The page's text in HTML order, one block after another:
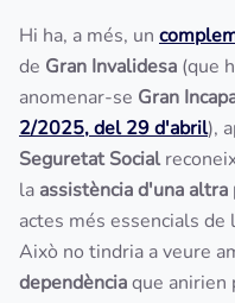
Hi ha, a més, un
de Gran Invalidesa (que
anomenar-se Gran
2/2025, del 29 d'abril),
Seguretat Social
la assistència d'una altra
actes més essencials de
Això no tindria a veure
dependènciaque anirien